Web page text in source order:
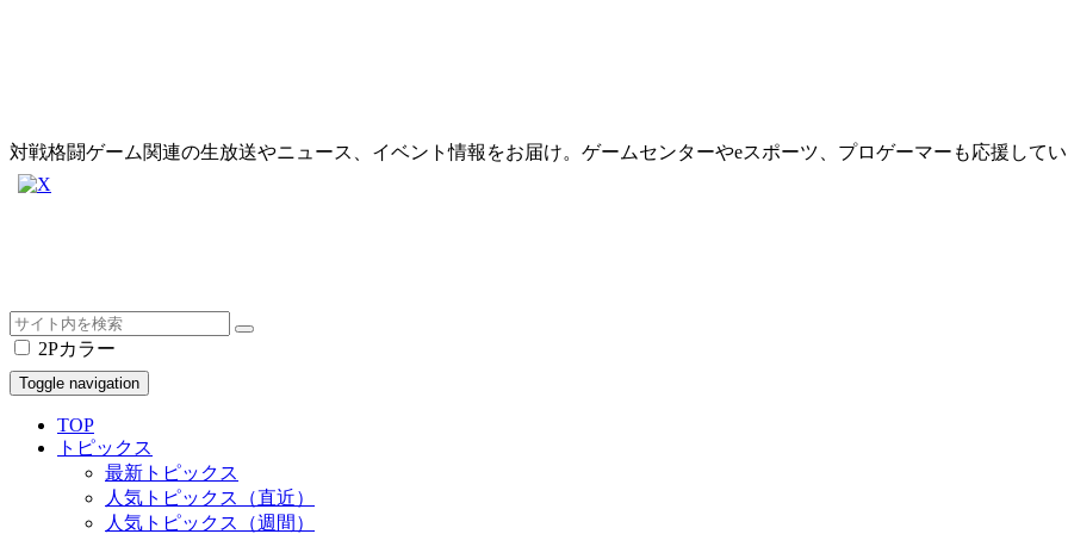
対戦格闘ゲーム関連の生放送やニュース、イベント情報をお届け。ゲームセンターやeスポーツ、プロゲーマーも応援して
2Pカラー
Toggle navigation
TOP
トピックス
最新トピックス
人気トピックス（直近）
人気トピックス（週間）